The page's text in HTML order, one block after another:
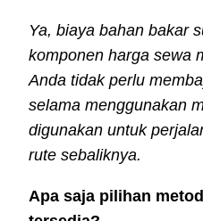
Ya, biaya bahan bakar
komponen harga sewa
Anda tidak perlu
selama menggunakan
digunakan untuk
rute sebaliknya.
Apa saja pilihan